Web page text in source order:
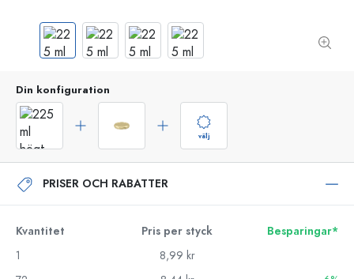
Din konfiguration
välj
PRISER OCH RABATTER
Kvantitet Pris per styck
Besparingar*
1
8,99 kr